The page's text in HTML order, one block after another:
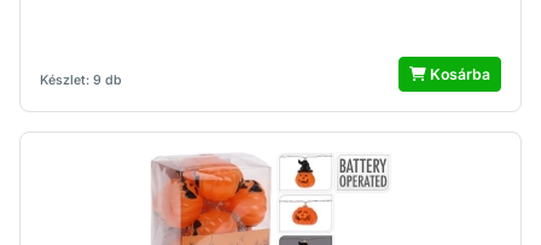
Készlet: 9 db Kosárba